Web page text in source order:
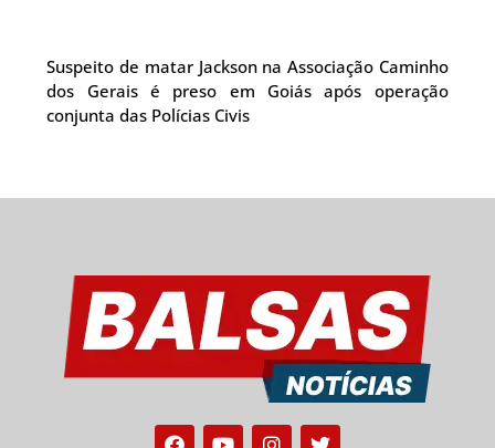
Suspeito de matar Jackson na Associação Caminho
dos Gerais é preso em Goiás após operação
conjunta das Polícias Civis
Facebook
YoutubeInstagram
Twitter